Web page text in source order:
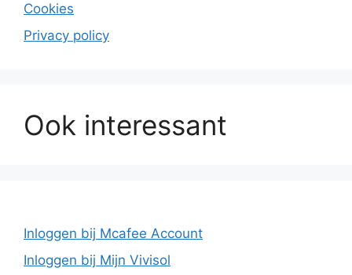
Cookies
Privacy policy
Ook interessant
Inloggen bij Mcafee Account
Inloggen bij Mijn Vivisol